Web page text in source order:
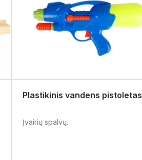
Plastikinis vandens pistoletas
Įvairių spalvų.